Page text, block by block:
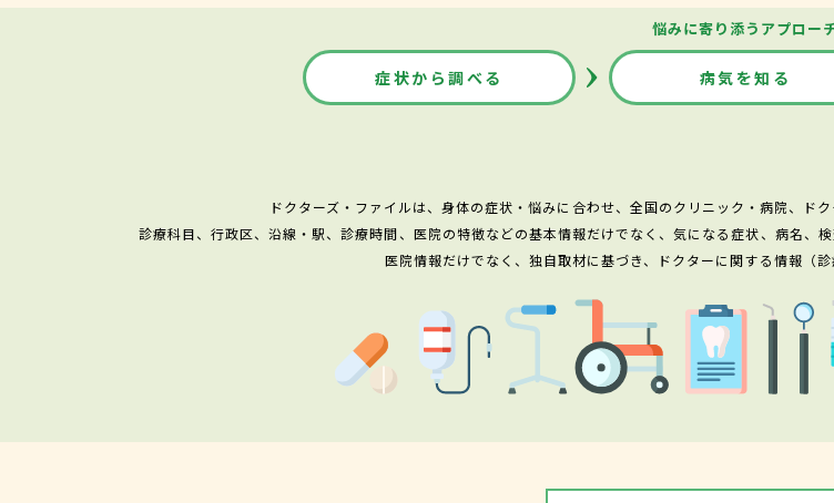
悩みに寄り添うアプロー
症状から調べる 病気を知る
ドクターズ・ファイルは、身体の症状・悩みに合わせ、全国のクリニック・病院、ド
診療科目、行政区、沿線・駅、診療時間、医院の特徴などの基本情報だけでなく、気になる症状、病名、
医院情報だけでなく、独自取材に基づき、ドクターに関する情報（